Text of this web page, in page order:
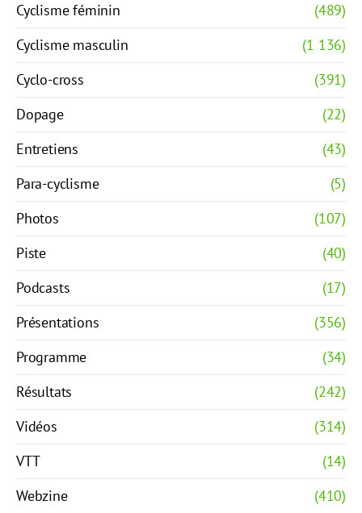
Cyclisme féminin
(489)
Cyclisme masculin
(1 136)
Cyclo-cross
(391)
Dopage
(22)
Entretiens
(43)
Para-cyclisme
(5)
Photos
(107)
Piste
(40)
Podcasts
(17)
Présentations
(356)
Programme
(34)
Résultats
(242)
Vidéos
(314)
VTT
(14)
Webzine
(410)